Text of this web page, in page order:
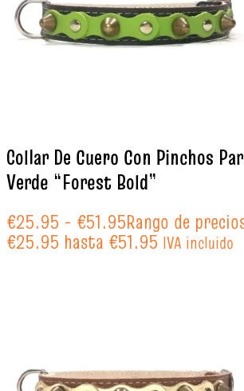
Collar De Cuero Con Pinchos
Verde “Forest Bold”
€25.95 - €51.95Rango de
€25.95 hasta €51.95 IVA incluido